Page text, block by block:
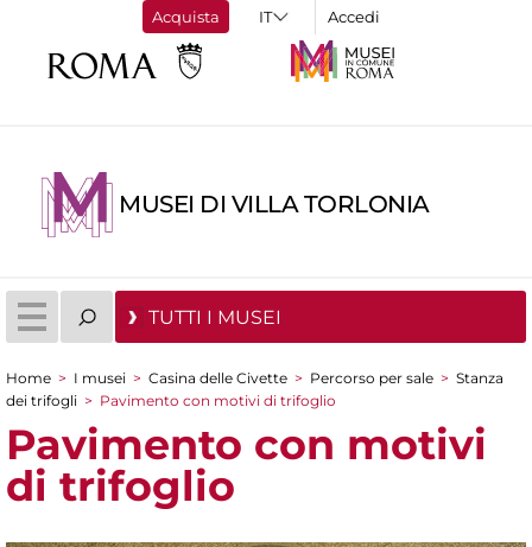
Acquista Accedi
MUSEI DI VILLA TORLONIA
TUTTI I MUSEI
Tu sei qui
Home > I musei > Casina delle Civette > Percorso per sale > Stanza
dei trifogli > Pavimento con motivi di trifoglio
Pavimento con motivi
di trifoglio